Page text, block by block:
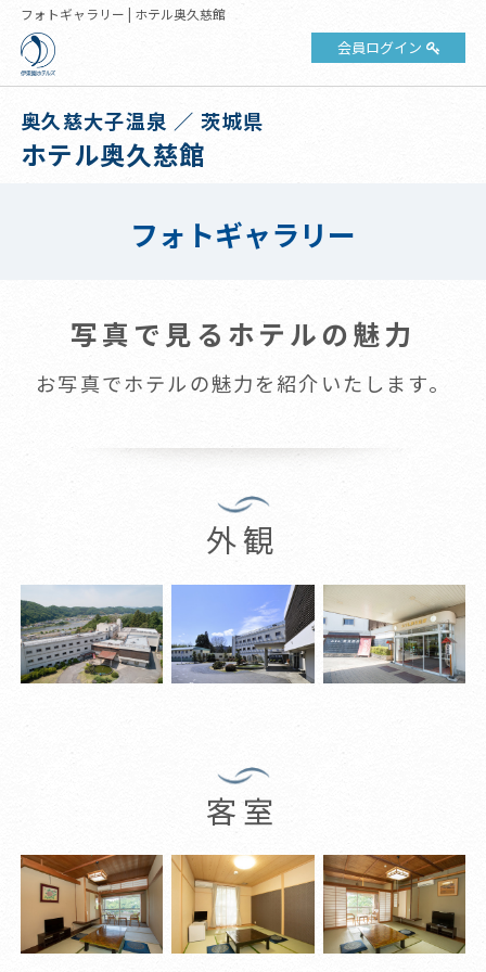
フォトギャラリー | ホテル奥久慈館
会員ログイン
奥久慈大子温泉 ／ 茨城県
ホテル奥久慈館
フォトギャラリー
写真で見るホテルの魅力
お写真でホテルの魅力を紹介いたします。
外観
客室